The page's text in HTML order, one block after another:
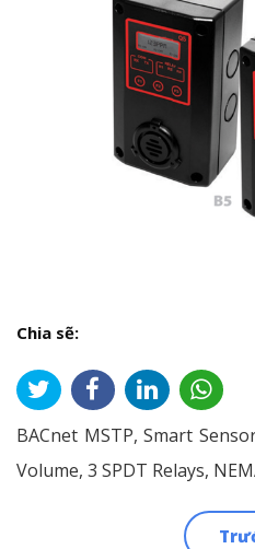
Chia sẽ:
BACnet MSTP, Smart
Volume, 3 SPDT Relays,